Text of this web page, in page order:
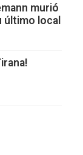
murió
último local